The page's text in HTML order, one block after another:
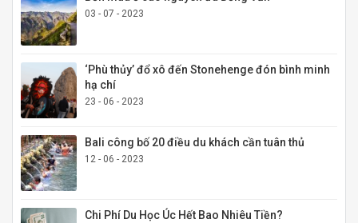
03 - 07 - 2023
‘Phù thủy’ đổ xô đến Stonehenge đón bình minh
hạ chí
23 - 06 - 2023
Bali công bố 20 điều du khách cần tuân thủ
12 - 06 - 2023
Chi Phí Du Học Úc Hết Bao Nhiêu Tiền?